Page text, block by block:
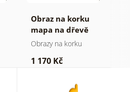
Obraz na korku
mapa na dřevě
Obrazy na korku
1 170 Kč